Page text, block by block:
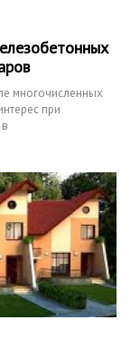
многочисленных
при